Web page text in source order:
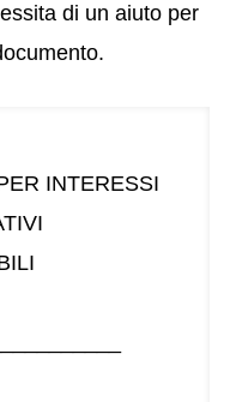
di un aiuto per
INTERESSI